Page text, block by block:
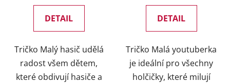
DETAIL
Tričko Malý hasič udělá
radost všem dětem,
které obdivují hasiče a
DETAIL
Tričko Malá youtuberka
je ideální pro všechny
holčičky, které milují